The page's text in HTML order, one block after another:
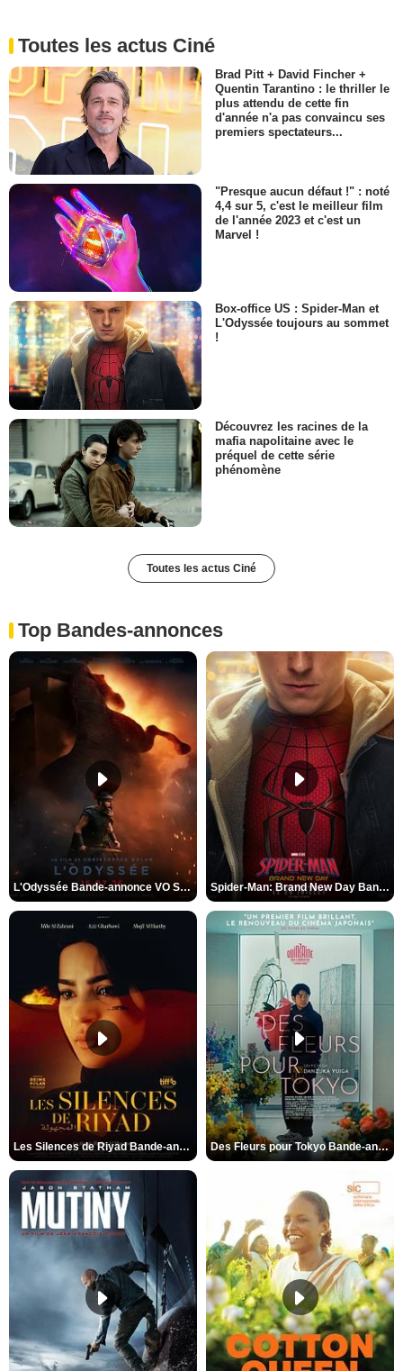
Toutes les actus Ciné
Brad Pitt + David Fincher +
Quentin Tarantino : le thriller le
plus attendu de cette fin
d'année n'a pas convaincu ses
premiers spectateurs...
"Presque aucun défaut !" : noté
4,4 sur 5, c'est le meilleur film
de l'année 2023 et c'est un
Marvel !
Box-office US : Spider-Man et
L'Odyssée toujours au sommet
!
Découvrez les racines de la
mafia napolitaine avec le
préquel de cette série
phénomène
Toutes les actus Ciné
Top Bandes-annonces
L'Odyssée Bande-annonce VO STFR Spider-Man: Brand New Day Bande-annonce VO STFR
Les Silences de Riyad Bande-annonce VO STFR Des Fleurs pour Tokyo Bande-annonce VO STFR